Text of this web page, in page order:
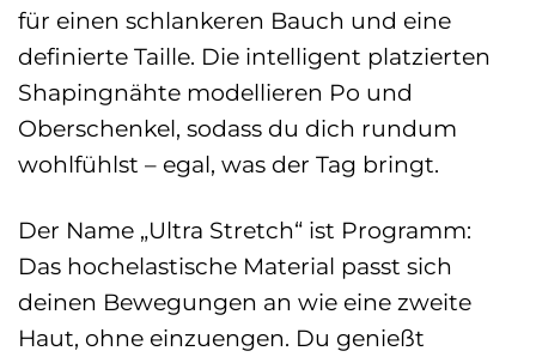
für einen schlankeren Bauch und eine
definierte Taille. Die intelligent platzierten
Shapingnähte modellieren Po und
Oberschenkel, sodass du dich rundum
wohlfühlst – egal, was der Tag bringt.
Der Name „Ultra Stretch“ ist Programm:
Das hochelastische Material passt sich
deinen Bewegungen an wie eine zweite
Haut, ohne einzuengen. Du genießt